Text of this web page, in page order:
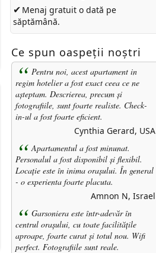
✔ Menaj gratuit o dată pe
săptămână.
Ce spun oaspeții noștri
Pentru noi, acest apartament in
regim hotelier a fost exact ceea ce ne
așteptam. Descrierea, precum și
fotografiile, sunt foarte realiste. Check-
in-ul a fost foarte eficient.
Cynthia Gerard, USA
Apartamentul a fost minunat.
Personalul a fost disponibil și flexibil.
Locație este în inima orașului. În general
- o experienta foarte placuta.
Amnon N, Israel
Garsoniera este într-adevăr în
centrul orașului, cu toate facilitățile
aproape, foarte curat și totul nou. Wifi
perfect. Fotografiile sunt reale.